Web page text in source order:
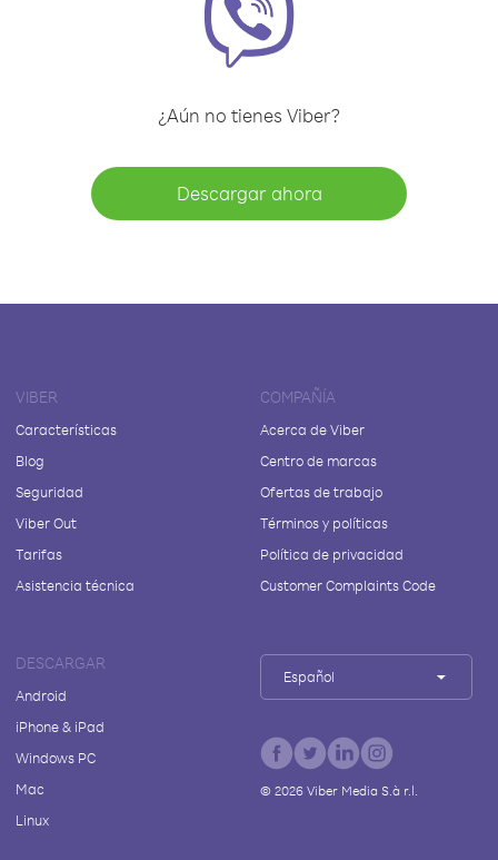
¿Aún no tienes Viber?
Descargar ahora
VIBER
Características
Blog
Seguridad
Viber Out
Tarifas
Asistencia técnica
COMPAÑÍA
Acerca de Viber
Centro de marcas
Ofertas de trabajo
Términos y políticas
Política de privacidad
Customer Complaints Code
DESCARGAR
Android
iPhone & iPad
Windows PC
Mac
Linux
Español
© 2026Viber Media S.à r.l.